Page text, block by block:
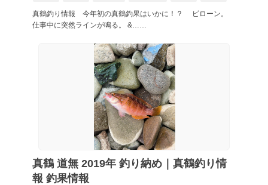
真鶴釣り情報 今年初の真鶴釣果はいかに！？ ピローン。
仕事中に突然ラインが鳴る。 &……
真鶴 道無 2019年 釣り納め｜真鶴釣り情
報 釣果情報